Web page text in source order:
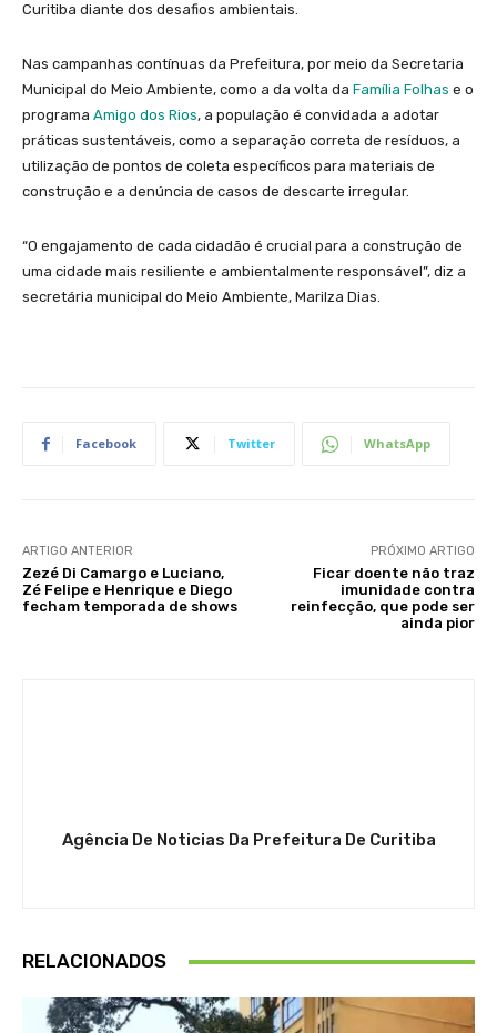
Curitiba diante dos desafios ambientais.
Nas campanhas contínuas da Prefeitura, por meio da Secretaria
Municipal do Meio Ambiente, como a da volta da Família Folhas e o
programa Amigo dos Rios, a população é convidada a adotar
práticas sustentáveis, como a separação correta de resíduos, a
utilização de pontos de coleta específicos para materiais de
construção e a denúncia de casos de descarte irregular.
“O engajamento de cada cidadão é crucial para a construção de
uma cidade mais resiliente e ambientalmente responsável”, diz a
secretária municipal do Meio Ambiente, Marilza Dias.
Facebook Twitter WhatsApp
ARTIGO ANTERIOR
Zezé Di Camargo e Luciano,
Zé Felipe e Henrique e Diego
fecham temporada de shows
PRÓXIMO ARTIGO
Ficar doente não traz
imunidade contra
reinfecção, que pode ser
ainda pior
Agência De Noticias Da Prefeitura De Curitiba
RELACIONADOS